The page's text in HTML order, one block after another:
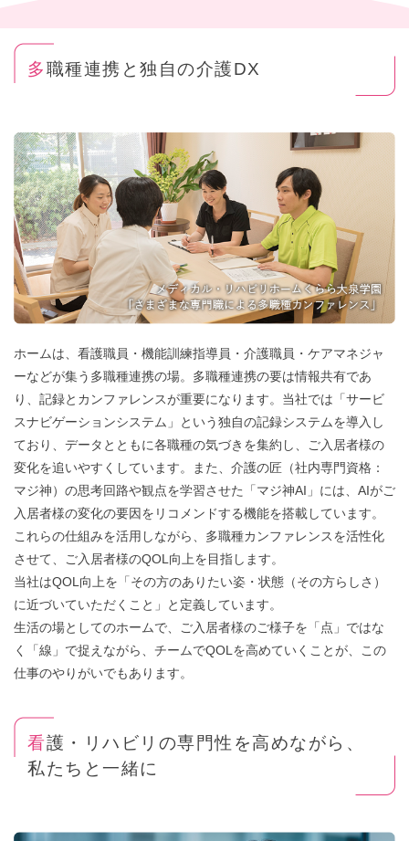
多職種連携と独自の介護DX
ホームは、看護職員・機能訓練指導員・介護職員・ケアマネジャ
ーなどが集う多職種連携の場。多職種連携の要は情報共有であ
り、記録とカンファレンスが重要になります。当社では「サービ
スナビゲーションシステム」という独自の記録システムを導入し
ており、データとともに各職種の気づきを集約し、ご入居者様の
変化を追いやすくしています。また、介護の匠（社内専門資格：
マジ神）の思考回路や観点を学習させた「マジ神AI」には、AIがご
入居者様の変化の要因をリコメンドする機能を搭載しています。
これらの仕組みを活用しながら、多職種カンファレンスを活性化
させて、ご入居者様のQOL向上を目指します。
当社はQOL向上を「その方のありたい姿・状態（その方らしさ）
に近づいていただくこと」と定義しています。
生活の場としてのホームで、ご入居者様のご様子を「点」ではな
く「線」で捉えながら、チームでQOLを高めていくことが、この
仕事のやりがいでもあります。
看護・リハビリの専門性を高めながら、
私たちと一緒に